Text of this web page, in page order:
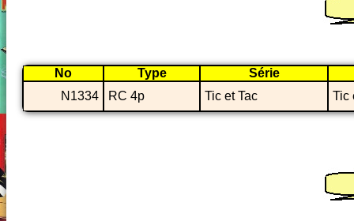
No Type
Série
N1334
RC 4p Tic et Tac Tic